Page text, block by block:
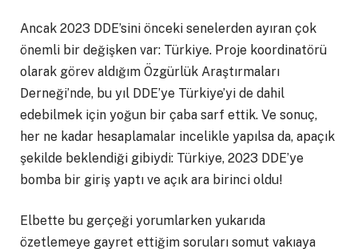
Ancak 2023 DDE’sini önceki senelerden ayıran çok
önemli bir değişken var: Türkiye. Proje koordinatörü
olarak görev aldığım Özgürlük Araştırmaları
Derneği’nde, bu yıl DDE’ye Türkiye’yi de dahil
edebilmek için yoğun bir çaba sarf ettik. Ve sonuç,
her ne kadar hesaplamalar incelikle yapılsa da, apaçık
şekilde beklendiği gibiydi: Türkiye, 2023 DDE’ye
bomba bir giriş yaptı ve açık ara birinci oldu!
Elbette bu gerçeği yorumlarken yukarıda
özetlemeye gayret ettiğim soruları somut vakıaya